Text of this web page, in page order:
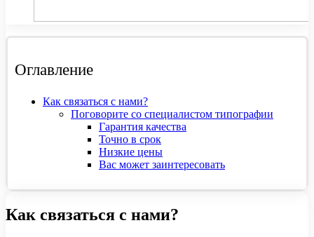
Оглавление
Как связаться с нами?
Поговорите со специалистом типографии
Гарантия качества
Точно в срок
Низкие цены
Вас может заинтересовать
Как связаться с нами?